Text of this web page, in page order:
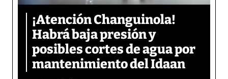
¡Atención Changuinola!
Habrá baja presión y
posibles cortes de agua por
mantenimiento del Idaan